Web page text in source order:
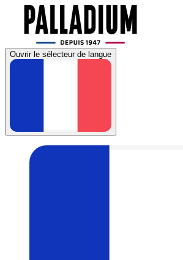
Ouvrir le sélecteur de langue